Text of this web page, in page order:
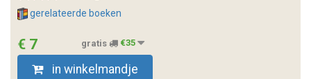
gerelateerde boeken
€ 7 gratis €35
in winkelmandje